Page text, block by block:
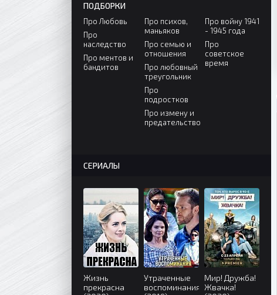
ПОДБОРКИ
Про Любовь
Про
наследство
Про ментов и
бандитов
Про психов,
маньяков
Про семью и
отношения
Про любовный
треугольник
Про
подростков
Про измену и
предательство
Про войну 1941
- 1945 года
Про
советское
время
СЕРИАЛЫ
Жизнь
прекрасна
Утраченные
воспоминания
Мир! Дружба!
Жвачка!